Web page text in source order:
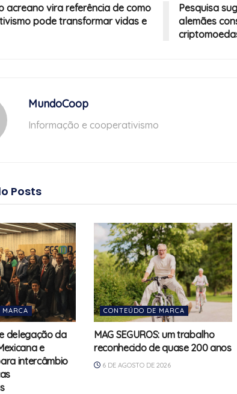
acreano vira referência de como
pode transformar vidas e
Pesquisa
alemães
MundoCoop
Informação e cooperativismo
Posts
MARCA
delegação da
e
intercâmbio
CONTEÚDO DE MARCA
MAG SEGUROS: um trabalho
reconhecido de quase 200 anos
6 DE AGOSTO DE 2026